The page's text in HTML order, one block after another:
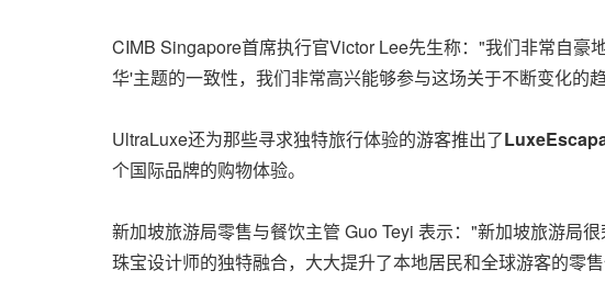
CIMB Singapore首席执行官Victor Lee先生称："我们非常自豪
华'主题的一致性，我们非常高兴能够参与这场关于不断变化的
UltraLuxe还为那些寻求独特旅行体验的游客推出了
个国际品牌的购物体验。
新加坡旅游局零售与餐饮主管 Guo Teyi 表示："新加坡旅游局
珠宝设计师的独特融合，大大提升了本地居民和全球游客的零